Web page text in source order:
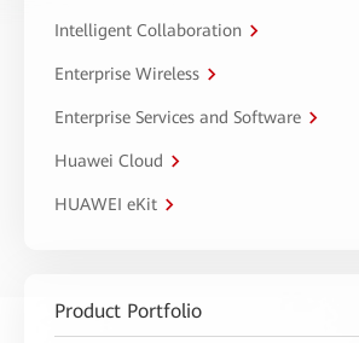
Intelligent Collaboration
Enterprise Wireless
Enterprise Services and Software
Huawei Cloud
HUAWEI eKit
Product Portfolio